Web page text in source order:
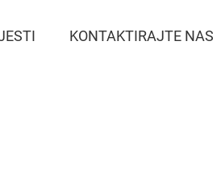
KONTAKTIRAJTE NAS